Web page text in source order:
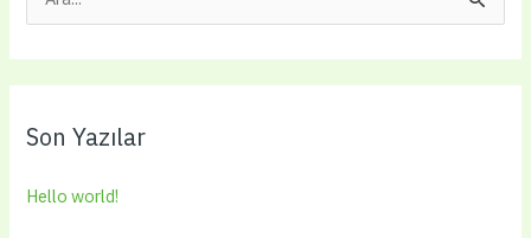
e
a
r
c
f
Son Yazılar
Hello world!